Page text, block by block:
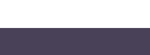
Молотова» в дом с ребенком